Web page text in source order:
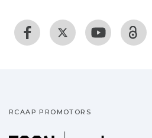
RCAAP PROMOTORS